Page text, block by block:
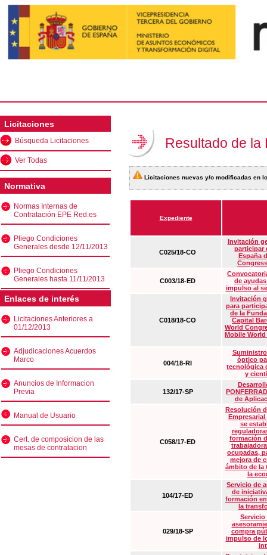
Licitaciones
Búsqueda Licitaciones
Ver Todas
Normativa
Normas Internas de
Contratación EPE Red.es
Pliego Condiciones
Generales desde 12/11/2013
Pliego Condiciones
Generales hasta 11/11/2013
Enlaces de interés
Licitaciones Anteriores a
01/12/2013
Adjudicaciones Acuerdos
Marco
Anuncios de Informacion
Previa
Manual de Usuario
Cert. de composicion de las
mesas de contratacion
Resultado de la
Licitaciones nuevas y/o modificadas en
Expediente
C025/18-CO
Invitación
participar
España
C003/18-ED
de
impulso al
C018/18-CO
Invitación
para
de la
Capital
World
Mobile
004/18-RI
óptico
tecnológica
y
132/17-SP
de
C058/17-ED
Resolución
Empresarial
se
formación
ocupadas,
mejora de
ámbito de la
la
104/17-ED
Servicio de
de
formación
la
029/18-SP
Servicio
compra
impulso de